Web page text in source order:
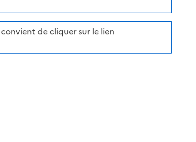
de cliquer sur le lien